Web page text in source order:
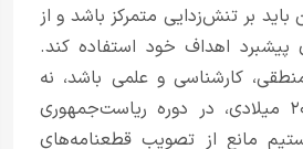
باید بر تنش‌زدایی متمرکز باشد و از
پیشبرد اهداف خود استفاده کند.
کارشناسی و علمی باشد، نه
مانع از تصویب قطعنامه‌های